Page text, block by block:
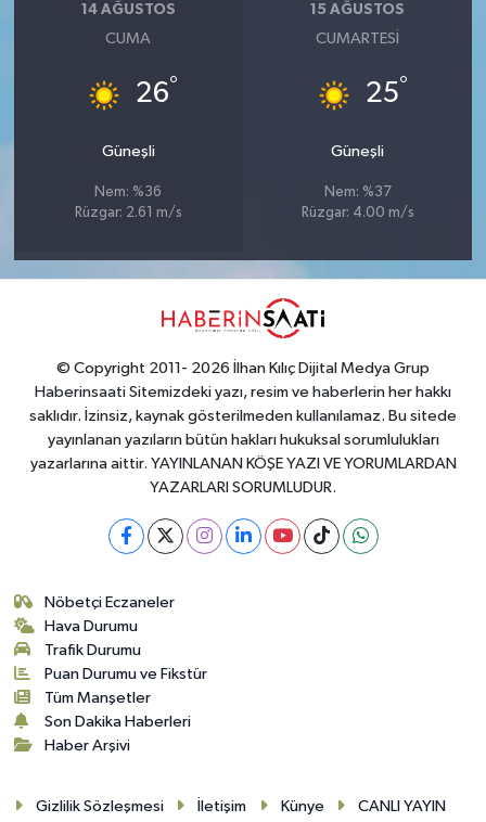
14 AĞUSTOS
CUMA
26°
Güneşli
Nem: %36
Rüzgar: 2.61 m/s
15 AĞUSTOS
CUMARTESI
25°
Güneşli
Nem: %37
Rüzgar: 4.00 m/s
© Copyright 2011- 2026 İlhan Kılıç Dijital Medya Grup
Haberinsaati Sitemizdeki yazı, resim ve haberlerin her hakkı
saklıdır. İzinsiz, kaynak gösterilmeden kullanılamaz. Bu sitede
yayınlanan yazıların bütün hakları hukuksal sorumlulukları
yazarlarına aittir. YAYINLANAN KÖŞE YAZI VE YORUMLARDAN
YAZARLARI SORUMLUDUR.
Nöbetçi Eczaneler
Hava Durumu
Trafik Durumu
Puan Durumu ve Fikstür
Tüm Manşetler
Son Dakika Haberleri
Haber Arşivi
Gizlilik Sözleşmesi İletişim Künye CANLI YAYIN